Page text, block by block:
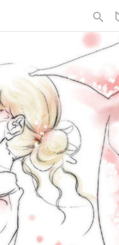
search